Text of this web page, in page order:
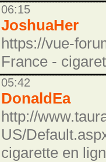
06:15
JoshuaHer
https://vue-
France -
05:42
DonaldEa
http://
US/
cigarette en